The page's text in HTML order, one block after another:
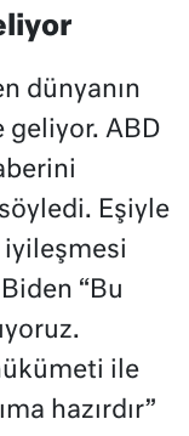
dünyanın
geliyor. ABD
Eşiyle
iyileşmesi
“Bu
ile
hazırdır”